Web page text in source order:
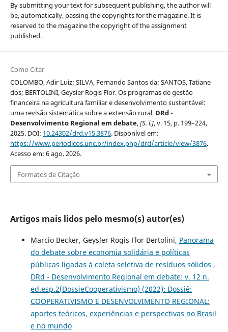
By submitting your text for subsequent publishing, the author will
be, automatically, passing the copyrights for the magazine. It is
reserved to the magazine the copyright of the assignment
published.
Como Citar
COLOMBO, Adir Luiz; SILVA, Fernando Santos da; SANTOS, Tatiane
dos; BERTOLINI, Geysler Rogis Flor. Os programas de gestão
financeira na agricultura familiar e desenvolvimento sustentável:
uma revisão sistemática sobre a extensão rural. DRd -
Desenvolvimento Regional em debate,[S. l.], v. 15, p. 199–224,
2025. DOI: 10.24302/drd.v15.3876. Disponível em:
https://www.periodicos.unc.br/index.php/drd/article/view/3876.
Acesso em: 6 ago. 2026.
Formatos de Citação
Artigos mais lidos pelo mesmo(s) autor(es)
Marcio Becker, Geysler Rogis Flor Bertolini, Panorama
do debate sobre economia solidária e políticas
públicas ligadas à coleta seletiva de resíduos sólidos ,
DRd - Desenvolvimento Regional em debate: v. 12 n.
ed.esp.2(DossieCooperativismo) (2022): Dossiê:
COOPERATIVISMO E DESENVOLVIMENTO REGIONAL:
aportes teóricos, experiências e perspectivas no Brasil
e no mundo